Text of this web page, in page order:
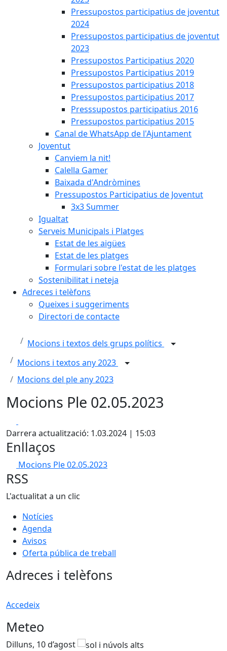
Pressupostos participatius de joventut
2024
Pressupostos participatius de joventut
2023
Pressupostos Participatius 2020
Pressupostos Participatius 2019
Pressupostos participatius 2018
Pressupostos participatius 2017
Presssupostos participatius 2016
Pressupostos participatius 2015
Canal de WhatsApp de l'Ajuntament
Joventut
Canviem la nit!
Calella Gamer
Baixada d'Andròmines
Pressupostos Participatius de Joventut
3x3 Summer
Igualtat
Serveis Municipals i Platges
Estat de les aigües
Estat de les platges
Formulari sobre l'estat de les platges
Sostenibilitat i neteja
Adreces i telèfons
Queixes i suggeriments
Directori de contacte
Mocions i textos dels grups polítics
Mocions i textos any 2023
Mocions del ple any 2023
Mocions Ple 02.05.2023
Darrera actualització: 1.03.2024 | 15:03
Enllaços
Mocions Ple 02.05.2023
RSS
L'actualitat a un clic
Notícies
Agenda
Avisos
Oferta pública de treball
Adreces i telèfons
Accedeix
Meteo
Dilluns, 10 d’agost